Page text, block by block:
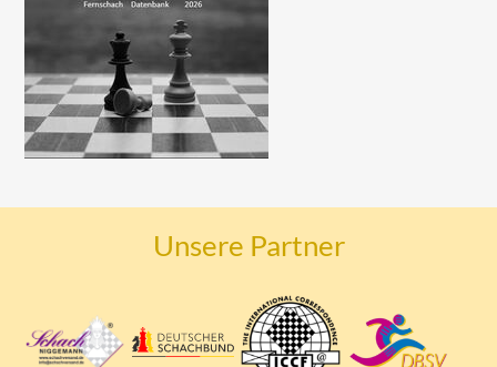
Unsere Partner